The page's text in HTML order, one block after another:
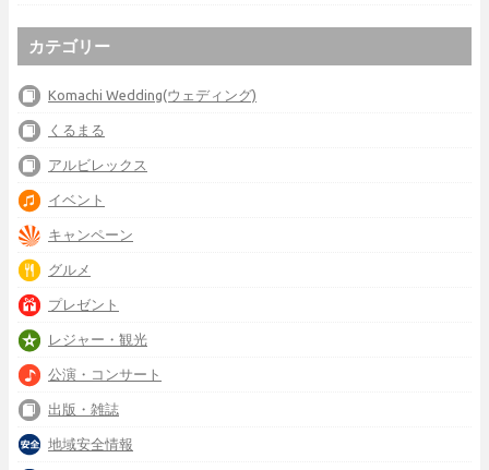
カテゴリー
Komachi Wedding(ウェディング)
くるまる
アルビレックス
イベント
キャンペーン
グルメ
プレゼント
レジャー・観光
公演・コンサート
出版・雑誌
地域安全情報